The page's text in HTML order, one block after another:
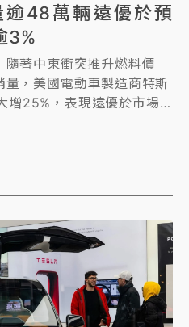
48萬輛遠優於預
3%
隨著中東衝突推升燃料價
，美國電動車製造商特斯
增25%，表現遠優於市場
（2日）早盤不漲反跌，